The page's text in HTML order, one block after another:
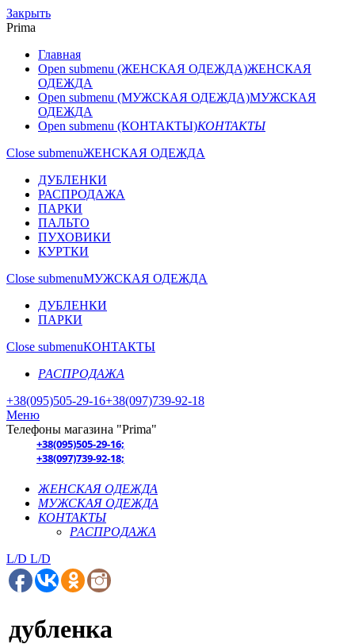
Закрыть
Prima
Главная
Open submenu (ЖЕНСКАЯ ОДЕЖДА)ЖЕНСКАЯ
ОДЕЖДА
Open submenu (МУЖСКАЯ ОДЕЖДА)МУЖСКАЯ
ОДЕЖДА
Open submenu (КОНТАКТЫ)КОНТАКТЫ
Close submenuЖЕНСКАЯ ОДЕЖДА
ДУБЛЕНКИ
РАСПРОДАЖА
ПАРКИ
ПАЛЬТО
ПУХОВИКИ
КУРТКИ
Close submenuМУЖСКАЯ ОДЕЖДА
ДУБЛЕНКИ
ПАРКИ
Close submenuКОНТАКТЫ
РАСПРОДАЖА
+38(095)505-29-16+38(097)739-92-18
Меню
Телефоны магазина "Prima"
+38(095)505-29-16;
+38(097)739-92-18;
ЖЕНСКАЯ ОДЕЖДА
МУЖСКАЯ ОДЕЖДА
КОНТАКТЫ
РАСПРОДАЖА
L/D L/D
дубленка